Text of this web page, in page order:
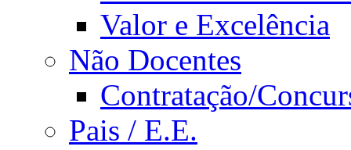
Valor e Excelência
Não Docentes
Contratação/
Pais / E.E.